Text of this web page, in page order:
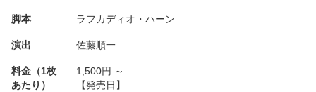
脚本 ラフカディオ・ハーン
演出 佐藤順一
料金（1枚
あたり）
1,500円 ～
【発売日】